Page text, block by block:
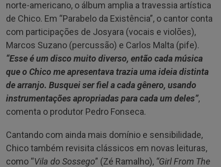
norte-americano, o álbum amplia a travessia artística
de Chico. Em “Parabelo da Existência”, o cantor conta
com participações de Josyara (vocais e violões),
Marcos Suzano (percussão) e Carlos Malta (pife).
“Esse é um disco muito diverso, então cada música
que o Chico me apresentava trazia uma ideia distinta
de arranjo. Busquei ser fiel a cada gênero, usando
instrumentações apropriadas para cada um deles”,
comenta o produtor Pedro Fonseca.
Cantando com ainda mais domínio e sensibilidade,
Chico também revisita clássicos em novas leituras,
como “Vila do Sossego” (Zé Ramalho), “Girl From The